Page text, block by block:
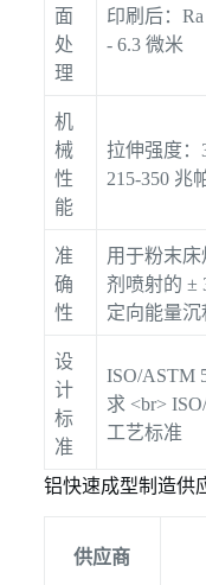
面
处
理
印刷后：
- 6.3 微米
机
械
性
能
拉伸强度：
215-350 兆
准
确
性
用于粉末床
剂喷射的 ±
定向能量沉
设
计
标
准
ISO/ASTM
求 <br>
工艺标准
铝快速成型制造供
供应商